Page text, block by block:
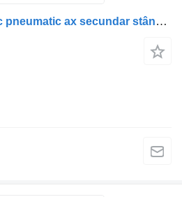
Vzduchový vankúš Arc pneumatic ax secundar stânga A9613201021 / 9613201021 na nákladného auta Mercedes-Benz Mercedes